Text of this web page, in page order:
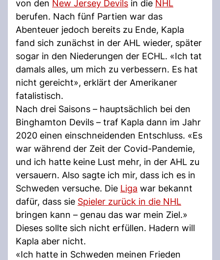
von den New Jersey Devils in die NHL
berufen. Nach fünf Partien war das
Abenteuer jedoch bereits zu Ende, Kapla
fand sich zunächst in der AHL wieder, später
sogar in den Niederungen der ECHL. «Ich tat
damals alles, um mich zu verbessern. Es hat
nicht gereicht», erklärt der Amerikaner
fatalistisch.
Nach drei Saisons – hauptsächlich bei den
Binghamton Devils – traf Kapla dann im Jahr
2020 einen einschneidenden Entschluss. «Es
war während der Zeit der Covid-Pandemie,
und ich hatte keine Lust mehr, in der AHL zu
versauern. Also sagte ich mir, dass ich es in
Schweden versuche. Die Liga war bekannt
dafür, dass sie Spieler zurück in die NHL
bringen kann – genau das war mein Ziel.»
Dieses sollte sich nicht erfüllen. Hadern will
Kapla aber nicht.
«Ich hatte in Schweden meinen Frieden